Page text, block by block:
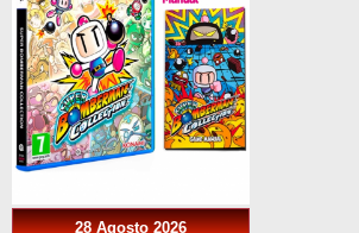
28 Agosto 2026